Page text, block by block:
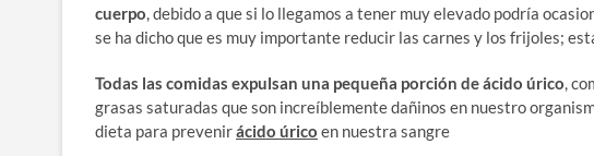
cuerpo, debido a que si lo llegamos a tener muy elevado podría
se ha dicho que es muy importante reducir las carnes y los frijoles;
Todas las comidas expulsan una pequeña porción de ácido úrico,
grasas saturadas que son increíblemente dañinos en nuestro
dieta para prevenirácido úrico en nuestra sangre